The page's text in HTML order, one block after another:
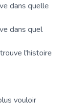
dans quelle
dans quel
l'histoire
vouloir